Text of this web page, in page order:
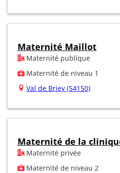
Maternité Maillot
Maternité publique
Maternité de niveau 1
Val de Briey (54150)
Maternité de la
Maternité privée
Maternité de niveau 2